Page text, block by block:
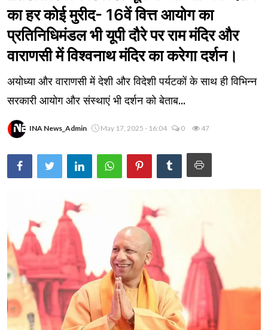
का हर कोई मुरीद- 16वें वित्त आयोग का
प्रतिनिधिमंडल भी यूपी दौरे पर राम मंदिर और
वाराणसी में विश्वनाथ मंदिर का करेगा दर्शन।
अयोध्या और वाराणसी में देशी और विदेशी पर्यटकों के साथ ही विभिन्न
सरकारी आयोग और संस्थाएं भी दर्शन को बेताब...
INA News_Admin May 17, 2025 - 16:04 0 47